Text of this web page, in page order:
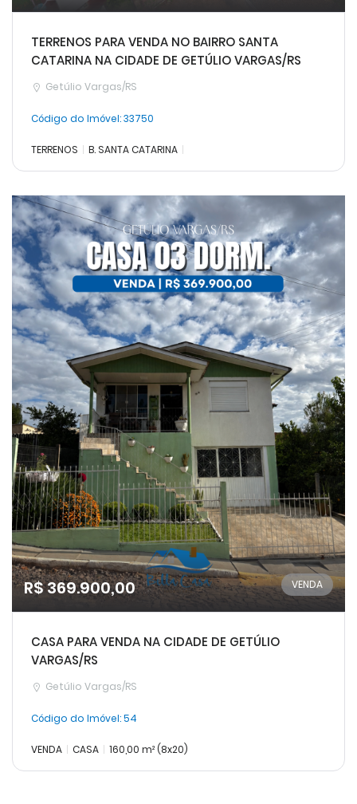
TERRENOS PARA VENDA NO BAIRRO SANTA
CATARINA NA CIDADE DE GETÚLIO VARGAS/RS
Getúlio Vargas/RS
Código do Imóvel:33750
TERRENOS B. SANTA CATARINA
R$ 369.900,00 VENDA
CASA PARA VENDA NA CIDADE DE GETÚLIO
VARGAS/RS
Getúlio Vargas/RS
Código do Imóvel:54
VENDA CASA 160,00 m² (8x20)